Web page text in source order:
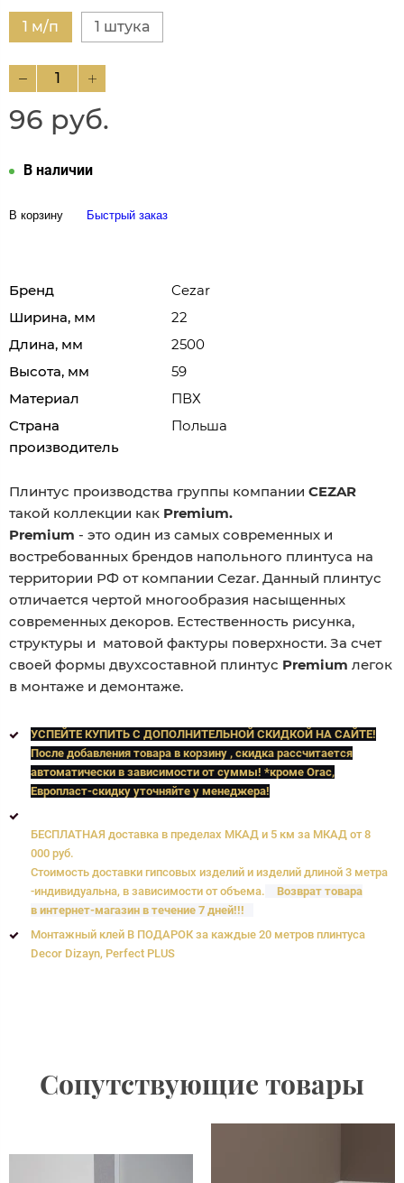
1 м/п 1 штука
96 руб.
В наличии
В корзину Быстрый заказ
Бренд
Cezar
Ширина, мм
22
Длина, мм
2500
Высота, мм
59
Материал
ПВХ
Страна
производитель
Польша
Плинтус производства группы компании CEZAR
такой коллекции как Premium.
Premium - это один из самых современных и
востребованных брендов напольного плинтуса на
территории РФ от компании Cezar. Данный плинтус
отличается чертой многообразия насыщенных
современных декоров. Естественность рисунка,
структуры и матовой фактуры поверхности. За счет
своей формы двухсоставной плинтус Premium легок
в монтаже и демонтаже.
УСПЕЙТЕ КУПИТЬ C ДОПОЛНИТЕЛЬНОЙ СКИДКОЙ НА САЙТЕ!
После добавления товара в корзину , скидка рассчитается
автоматически в зависимости от суммы! *кроме Orac,
Европласт-скидку уточняйте у менеджера!
БЕСПЛАТНАЯ доставка в пределах МКАД и 5 км за МКАД от 8
000 руб.
Стоимость доставки гипсовых изделий и изделий длиной 3 метра
-индивидуальна, в зависимости от объема.
Возврат товара
в интернет-магазин в течение 7 дней!!!
Монтажный клей В ПОДАРОК за каждые 20 метров плинтуса
Decor Dizayn, Perfect PLUS
Сопутствующие товары